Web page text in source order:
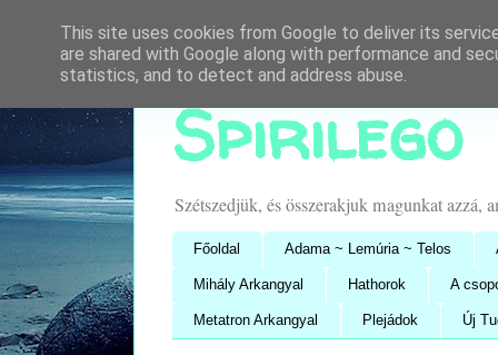
Spirilego
Szétszedjük, és összerakjuk magunkat azzá,
Főoldal Adama ~ Lemúria ~ Telos
Mihály Arkangyal Hathorok A
Metatron Arkangyal Plejádok Új
This site uses cookies from Google to deliver its
are shared with Google along with performance and
statistics, and to detect and address abuse.